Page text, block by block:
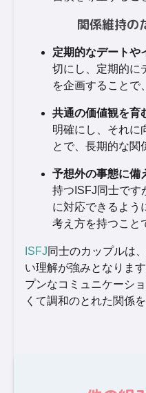
関係維持の
定期的なデートや
切にし、定期的に
を企画することで
共通の価値観を育
明確にし、それに
とで、長期的な関
予想外の事態に備
持つISFJ同士です
に対応できるよう
考え方を持つこと
ISFJ同士のカップルは
い理解が強みとなりま
プンなコミュニケーシ
くて調和のとれた関係